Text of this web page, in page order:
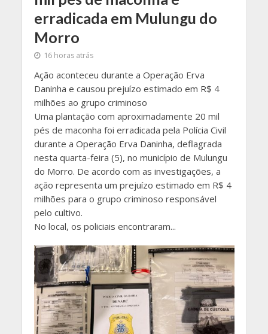
erradicada em Mulungu do
Morro
16 horas atrás
Ação aconteceu durante a Operação Erva
Daninha e causou prejuízo estimado em R$ 4
milhões ao grupo criminoso
Uma plantação com aproximadamente 20 mil
pés de maconha foi erradicada pela Polícia Civil
durante a Operação Erva Daninha, deflagrada
nesta quarta-feira (5), no município de Mulungu
do Morro. De acordo com as investigações, a
ação representa um prejuízo estimado em R$ 4
milhões para o grupo criminoso responsável
pelo cultivo.
No local, os policiais encontraram...